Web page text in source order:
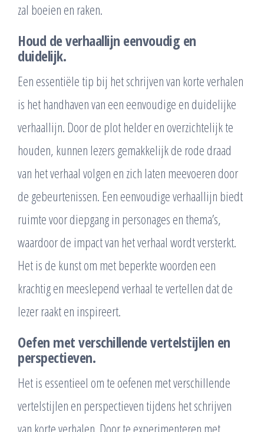
zal boeien en raken.
Houd de verhaallijn eenvoudig en
duidelijk.
Een essentiële tip bij het schrijven van korte verhalen
is het handhaven van een eenvoudige en duidelijke
verhaallijn. Door de plot helder en overzichtelijk te
houden, kunnen lezers gemakkelijk de rode draad
van het verhaal volgen en zich laten meevoeren door
de gebeurtenissen. Een eenvoudige verhaallijn biedt
ruimte voor diepgang in personages en thema’s,
waardoor de impact van het verhaal wordt versterkt.
Het is de kunst om met beperkte woorden een
krachtig en meeslepend verhaal te vertellen dat de
lezer raakt en inspireert.
Oefen met verschillende vertelstijlen en
perspectieven.
Het is essentieel om te oefenen met verschillende
vertelstijlen en perspectieven tijdens het schrijven